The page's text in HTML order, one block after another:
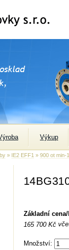
Výkup
» IE2 EFF1 » 900 ot min-1
Základní
165 700 Kč
Množství: